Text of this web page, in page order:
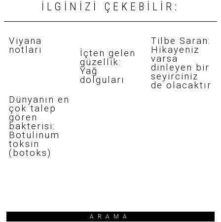
İLGINIZI ÇEKEBILIR:
Viyana
notları
İçten gelen
güzellik:
Yağ
dolguları
Tilbe Saran:
Hikayeniz
varsa
dinleyen bir
seyirciniz
de olacaktır
Dünyanın en
çok talep
gören
bakterisi:
Botulinum
toksin
(botoks)
ARAMA